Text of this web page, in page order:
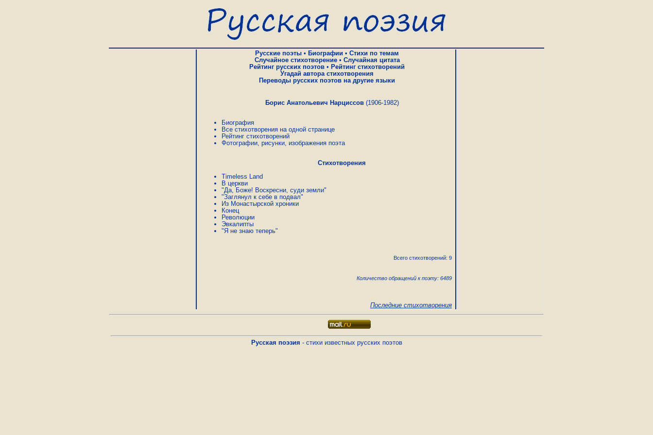
Русские поэты • Биографии • Стихи по темам
Случайное стихотворение• Случайная цитата
Рейтинг русских поэтов • Рейтинг стихотворений
Угадай автора стихотворения
Переводы русских поэтов на другие языки
Борис Анатольевич Нарциссов(1906-1982)
Биография
Все стихотворения на одной странице
Рейтинг стихотворений
Фотографии, рисунки, изображения поэта
Стихотворения
Timeless Land
В церкви
"Да, Боже! Воскресни, суди земли"
"Заглянул к себе в подвал"
Из Монастырской хроники
Конец
Революции
Эвкалипты
"Я не знаю теперь"
Всего стихотворений: 9
Количество обращений к поэту: 6489
Последние стихотворения
Русская поэзия - стихи известных русских поэтов